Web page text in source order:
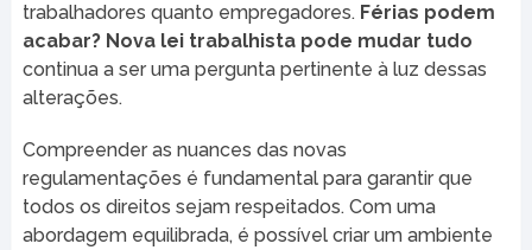
trabalhadores quanto empregadores. Férias podem
acabar? Nova lei trabalhista pode mudar tudo
continua a ser uma pergunta pertinente à luz dessas
alterações.
Compreender as nuances das novas
regulamentações é fundamental para garantir que
todos os direitos sejam respeitados. Com uma
abordagem equilibrada, é possível criar um ambiente